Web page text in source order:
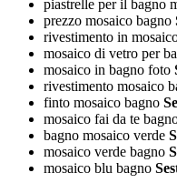
piastrelle per il bagno
prezzo mosaico bagno
rivestimento in
mosaico di vetro per
mosaico in bagno foto
rivestimento mosaico
finto mosaico bagno
mosaico fai da te
bagno mosaico verde
mosaico verde bagno
mosaico blu bagno